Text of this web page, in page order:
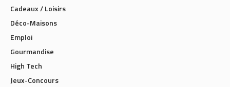
Cadeaux / Loisirs
Déco-Maisons
Emploi
Gourmandise
High Tech
Jeux-Concours